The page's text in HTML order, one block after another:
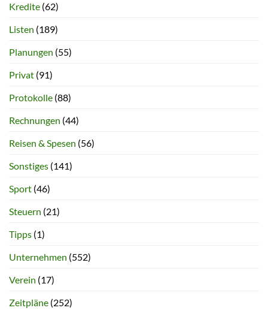
Kredite (62)
Listen (189)
Planungen (55)
Privat (91)
Protokolle (88)
Rechnungen (44)
Reisen & Spesen (56)
Sonstiges (141)
Sport (46)
Steuern (21)
Tipps (1)
Unternehmen (552)
Verein (17)
Zeitpläne (252)